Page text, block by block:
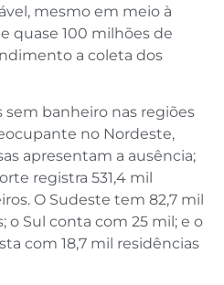
mesmo em meio à
quase 100 milhões de
a coleta dos
sem banheiro nas regiões
no Nordeste,
apresentam a ausência;
registra 531,4 mil
O Sudeste tem 82,7 mil
o Sul conta com 25 mil; e o
com 18,7 mil residências